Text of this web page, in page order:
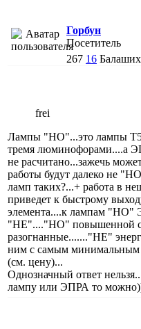
Горбун
Посетитель
267 16
frei
Лампы "НО"...это лампы Т5
тремя люминофорами....а
не расчитано...зажечь
работы будут далеко не
ламп таких?...+ работа в
приведет к быстрому
элемента....к лампам
"НЕ"...."НО" повышенной
разогнанные......."НЕ"
ним с самым минимальным
(см. цену)...
Однозначный ответ
лампу или ЭПРА то